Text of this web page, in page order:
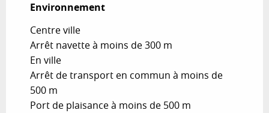
Environnement
Environnement
Centre ville
Arrêt navette à moins de 300 m
En ville
Arrêt de transport en commun à moins de
500 m
Port de plaisance à moins de 500 m